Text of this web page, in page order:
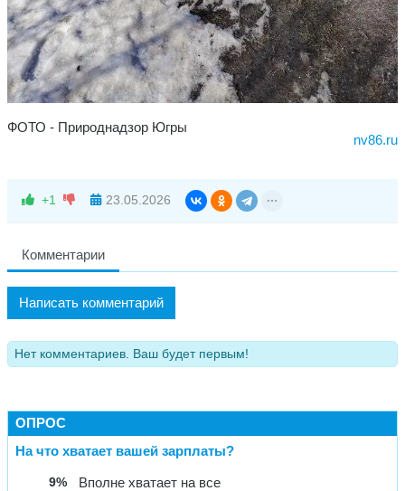
ФОТО - Природнадзор Югры
nv86.ru
+1 23.05.2026
Комментарии
Написать комментарий
Нет комментариев. Ваш будет первым!
ОПРОС
На что хватает вашей зарплаты?
9% Вполне хватает на все